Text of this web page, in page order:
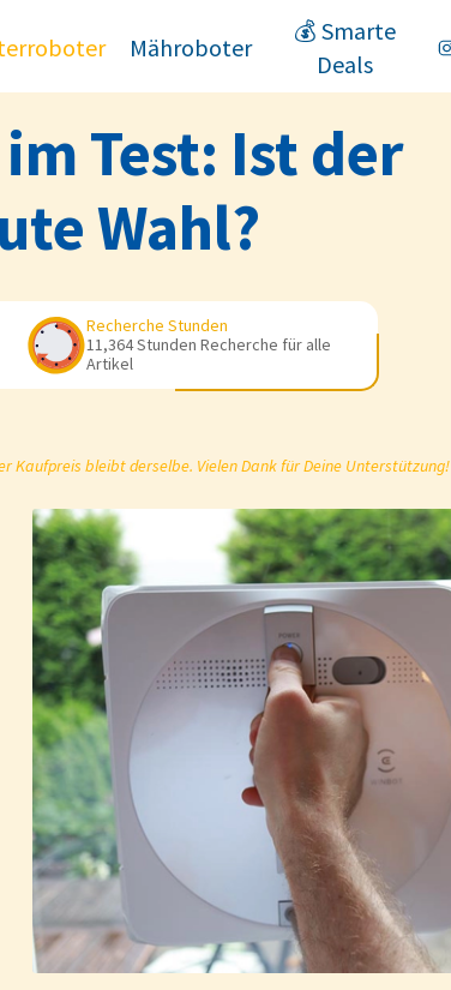
Mähroboter
💰 Smarte
Deals
im Test: Ist der
Wahl?
Recherche Stunden
11,364 Stunden Recherche für alle
Artikel
Kaufpreis bleibt derselbe. Vielen Dank für Deine Unterstützung!